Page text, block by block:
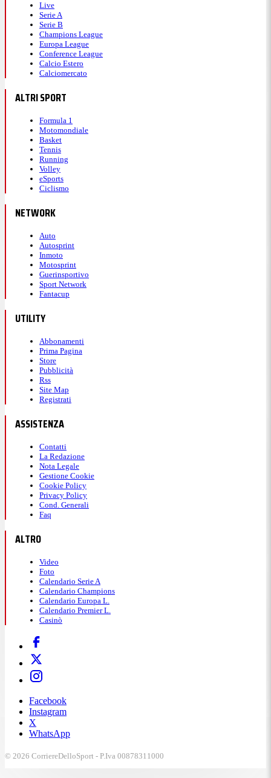
Live
Serie A
Serie B
Champions League
Europa League
Conference League
Calcio Estero
Calciomercato
ALTRI SPORT
Formula 1
Motomondiale
Basket
Tennis
Running
Volley
eSports
Ciclismo
NETWORK
Auto
Autosprint
Inmoto
Motosprint
Guerinsportivo
Sport Network
Fantacup
UTILITY
Abbonamenti
Prima Pagina
Store
Pubblicità
Rss
Site Map
Registrati
ASSISTENZA
Contatti
La Redazione
Nota Legale
Gestione Cookie
Cookie Policy
Privacy Policy
Cond. Generali
Faq
ALTRO
Video
Foto
Calendario Serie A
Calendario Champions
Calendario Europa L.
Calendario Premier L.
Casinò
Facebook
Instagram
X
WhatsApp
© 2026 CorriereDelloSport - P.Iva 00878311000